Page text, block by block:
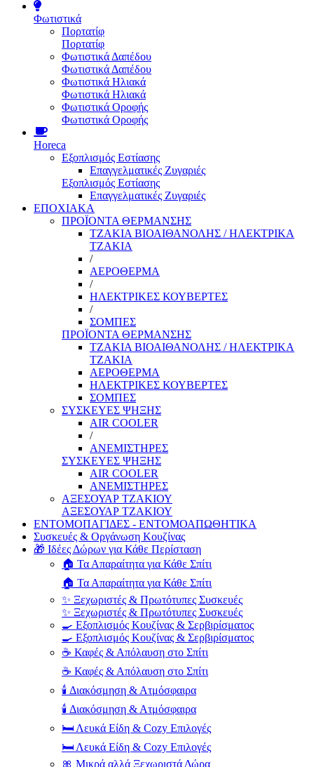
Φωτιστικά
Πορτατίφ
Πορτατίφ
Φωτιστικά Δαπέδου
Φωτιστικά Δαπέδου
Φωτιστικά Ηλιακά
Φωτιστικά Ηλιακά
Φωτιστικά Οροφής
Φωτιστικά Οροφής
Horeca
Εξοπλισμός Εστίασης
Επαγγελματικές Ζυγαριές
Εξοπλισμός Εστίασης
Επαγγελματικές Ζυγαριές
ΕΠΟΧΙΑΚΑ
ΠΡΟΪΟΝΤΑ ΘΕΡΜΑΝΣΗΣ
ΤΖΑΚΙΑ ΒΙΟΑΙΘΑΝΟΛΗΣ / ΗΛΕΚΤΡΙΚΑ
ΤΖΑΚΙΑ
/
ΑΕΡΟΘΕΡΜΑ
/
ΗΛΕΚΤΡΙΚΕΣ ΚΟΥΒΕΡΤΕΣ
/
ΣΟΜΠΕΣ
ΠΡΟΪΟΝΤΑ ΘΕΡΜΑΝΣΗΣ
ΤΖΑΚΙΑ ΒΙΟΑΙΘΑΝΟΛΗΣ / ΗΛΕΚΤΡΙΚΑ
ΤΖΑΚΙΑ
ΑΕΡΟΘΕΡΜΑ
ΗΛΕΚΤΡΙΚΕΣ ΚΟΥΒΕΡΤΕΣ
ΣΟΜΠΕΣ
ΣΥΣΚΕΥΕΣ ΨΗΞΗΣ
AIR COOLER
/
ΑΝΕΜΙΣΤΗΡΕΣ
ΣΥΣΚΕΥΕΣ ΨΗΞΗΣ
AIR COOLER
ΑΝΕΜΙΣΤΗΡΕΣ
ΑΞΕΣΟΥΑΡ ΤΖΑΚΙΟΥ
ΑΞΕΣΟΥΑΡ ΤΖΑΚΙΟΥ
ΕΝΤΟΜΟΠΑΓΙΔΕΣ - ΕΝΤΟΜΟΑΠΩΘΗΤΙΚΑ
Συσκευές & Οργάνωση Κουζίνας
🎁 Ιδέες Δώρων για Κάθε Περίσταση
🏠 Τα Απαραίτητα για Κάθε Σπίτι
🏠 Τα Απαραίτητα για Κάθε Σπίτι
✨ Ξεχωριστές & Πρωτότυπες Συσκευές
✨ Ξεχωριστές & Πρωτότυπες Συσκευές
🍳 Εξοπλισμός Κουζίνας & Σερβιρίσματος
🍳 Εξοπλισμός Κουζίνας & Σερβιρίσματος
☕ Καφές & Απόλαυση στο Σπίτι
☕ Καφές & Απόλαυση στο Σπίτι
🕯️ Διακόσμηση & Ατμόσφαιρα
🕯️ Διακόσμηση & Ατμόσφαιρα
🛏️ Λευκά Είδη & Cozy Επιλογές
🛏️ Λευκά Είδη & Cozy Επιλογές
🎀 Μικρά αλλά Ξεχωριστά Δώρα